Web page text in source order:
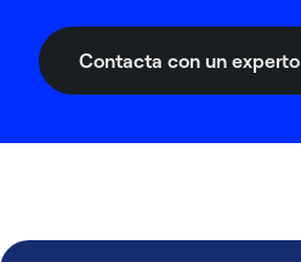
Contacta con un experto